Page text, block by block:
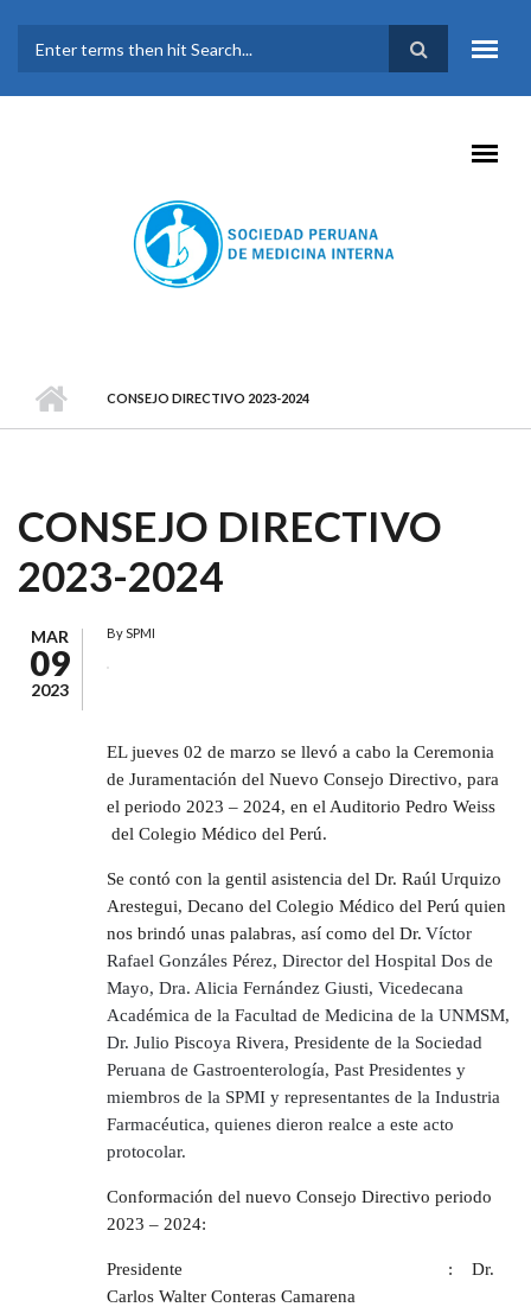
FORMULARIO DE
BÚSQUEDA
CONSEJO DIRECTIVO 2023-2024
CONSEJO DIRECTIVO
2023-2024
MAR
09
2023
BySPMI
EL jueves 02 de marzo se llevó a cabo la Ceremonia
de Juramentación del Nuevo Consejo Directivo, para
el periodo 2023 – 2024, en el Auditorio Pedro Weiss
del Colegio Médico del Perú.
Se contó con la gentil asistencia del Dr. Raúl Urquizo
Arestegui, Decano del Colegio Médico del Perú quien
nos brindó unas palabras, así como del Dr. Víctor
Rafael Gonzáles Pérez, Director del Hospital Dos de
Mayo, Dra. Alicia Fernández Giusti, Vicedecana
Académica de la Facultad de Medicina de la UNMSM,
Dr. Julio Piscoya Rivera, Presidente de la Sociedad
Peruana de Gastroenterología, Past Presidentes y
miembros de la SPMI y representantes de la Industria
Farmacéutica, quienes dieron realce a este acto
protocolar.
Conformación del nuevo Consejo Directivo periodo
2023 – 2024:
Presidente : Dr.
Carlos Walter Conteras Camarena